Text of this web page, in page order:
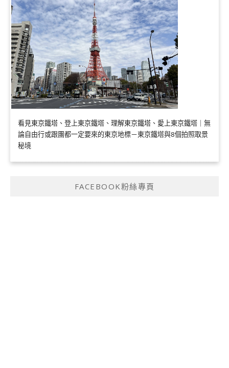
看見東京鐵塔、登上東京鐵塔、理解東京鐵塔、愛上東京鐵塔｜無
論自由行或跟團都一定要來的東京地標－東京鐵塔與8個拍照取景
秘境
FACEBOOK粉絲專頁